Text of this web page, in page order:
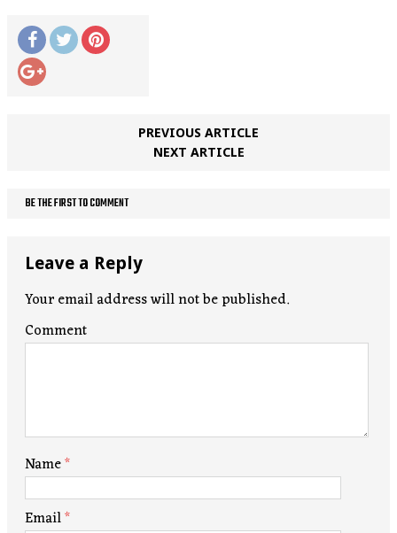
PREVIOUS ARTICLE
NEXT ARTICLE
BE THE FIRST TO COMMENT
Leave a Reply
Your email address will not be published.
Comment
Name*
Email*